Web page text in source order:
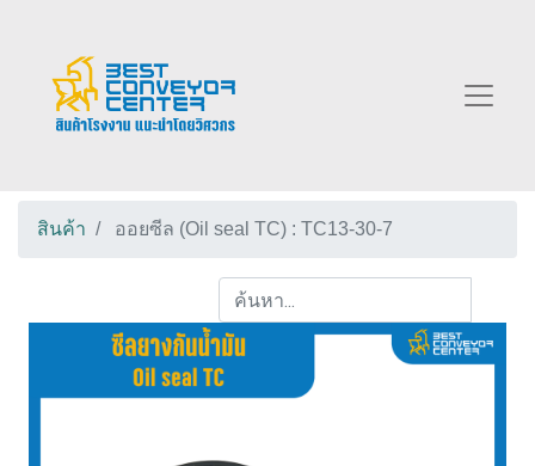
สินค้า ออยซีล (Oil seal TC) : TC13-30-7